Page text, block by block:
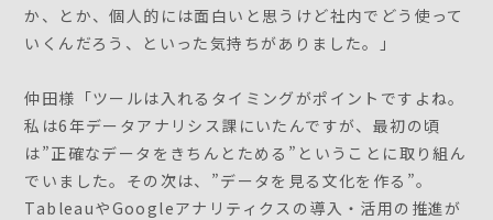
か、とか、個人的には面白いと思うけど社内でどう使って
いくんだろう、といった気持ちがありました。」
仲田様「ツールは入れるタイミングがポイントですよね。
私は6年データアナリシス課にいたんですが、最初の頃
は”正確なデータをきちんとためる”ということに取り組ん
でいました。その次は、”データを見る文化を作る”。
TableauやGoogleアナリティクスの導入・活用の推進が